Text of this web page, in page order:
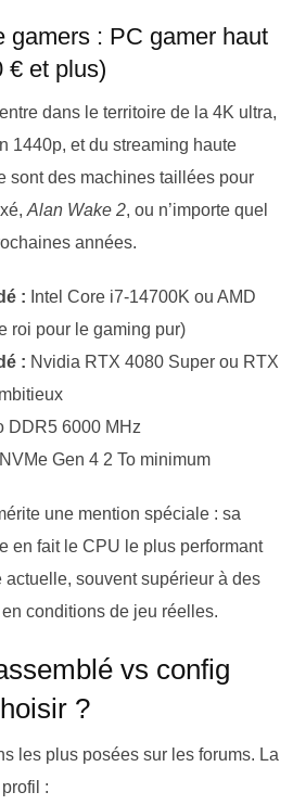
gamers : PC gamer haut
€ et plus)
dans le territoire de la 4K ultra,
1440p, et du streaming haute
sont des machines taillées pour
Alan Wake 2, ou n’importe quel
années.
: Intel Core i7-14700K ou AMD
roi pour le gaming pur)
: Nvidia RTX 4080 Super ou RTX
DDR5 6000 MHz
Gen 4 2 To minimum
une mention spéciale : sa
en fait le CPU le plus performant
actuelle, souvent supérieur à des
conditions de jeu réelles.
vs config
?
les plus posées sur les forums. La
: